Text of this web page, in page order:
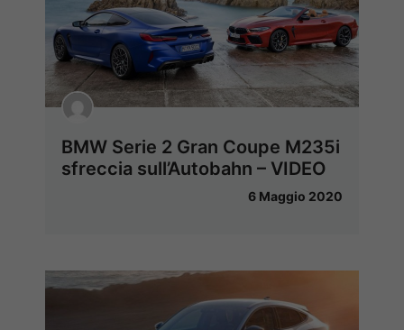
BMW Serie 2 Gran Coupe M235i
sfreccia sull’Autobahn – VIDEO
6 Maggio 2020